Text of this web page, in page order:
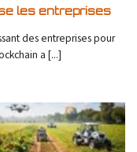
les entreprises
des entreprises pour
a [...]